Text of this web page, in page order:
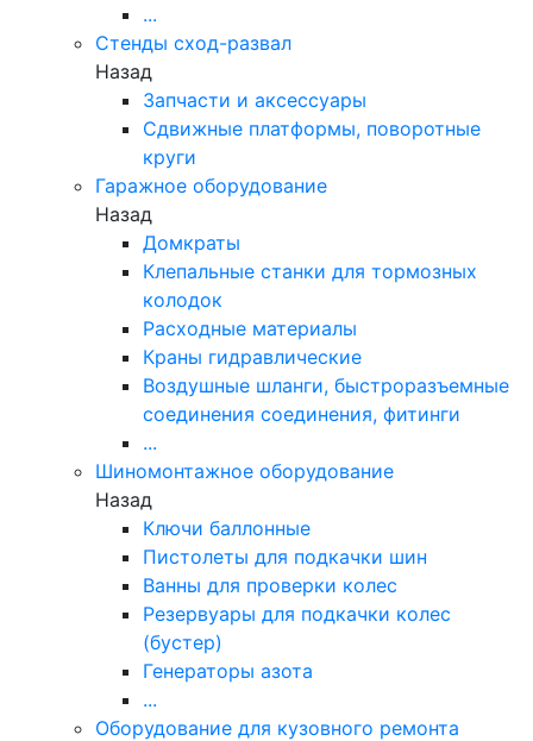
...
Стенды сход-развал
Назад
Запчасти и аксессуары
Сдвижные платформы, поворотные
круги
Гаражное оборудование
Назад
Домкраты
Клепальные станки для тормозных
колодок
Расходные материалы
Краны гидравлические
Воздушные шланги, быстроразъемные
соединения соединения, фитинги
...
Шиномонтажное оборудование
Назад
Ключи баллонные
Пистолеты для подкачки шин
Ванны для проверки колес
Резервуары для подкачки колес
(бустер)
Генераторы азота
...
Оборудование для кузовного ремонта